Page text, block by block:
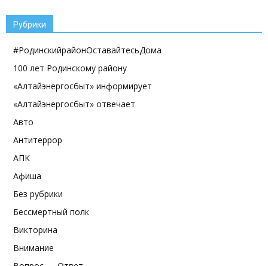
Рубрики
#РодинскийрайонОставайтесьДома
100 лет Родинскому району
«Алтайэнергосбыт» информирует
«Алтайэнергосбыт» отвечает
Авто
Антитеррор
АПК
Афиша
Без рубрики
Бессмертный полк
Викторина
Внимание